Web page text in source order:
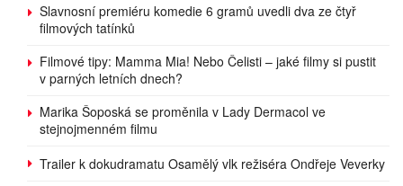
Slavnosní premiéru komedie 6 gramů uvedli dva ze čtyř
filmových tatínků
Filmové tipy: Mamma Mia! Nebo Čelisti – jaké filmy si pustit
v parných letních dnech?
Marika Šoposká se proměnila v Lady Dermacol ve
stejnojmenném filmu
Trailer k dokudramatu Osamělý vlk režiséra Ondřeje Veverky